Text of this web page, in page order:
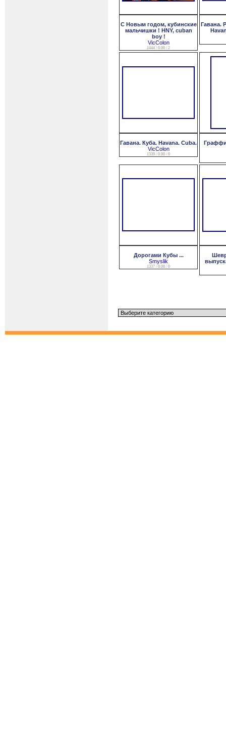
С Новым годом, кубинские
мальчишки ! HNY, cuban
boy !
VicColon
1444 / 0.00 / 2
Гавана.
Гавана. Куба. Havana. Cuba.
VicColon
1339 / 0.00 / 0
Дорогами Кубы ...
Smyslik
1337 / 0.00 / 0